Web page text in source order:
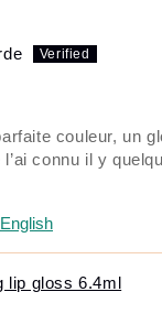
couleur, un
l’ai connu il y
lip gloss 6.4ml